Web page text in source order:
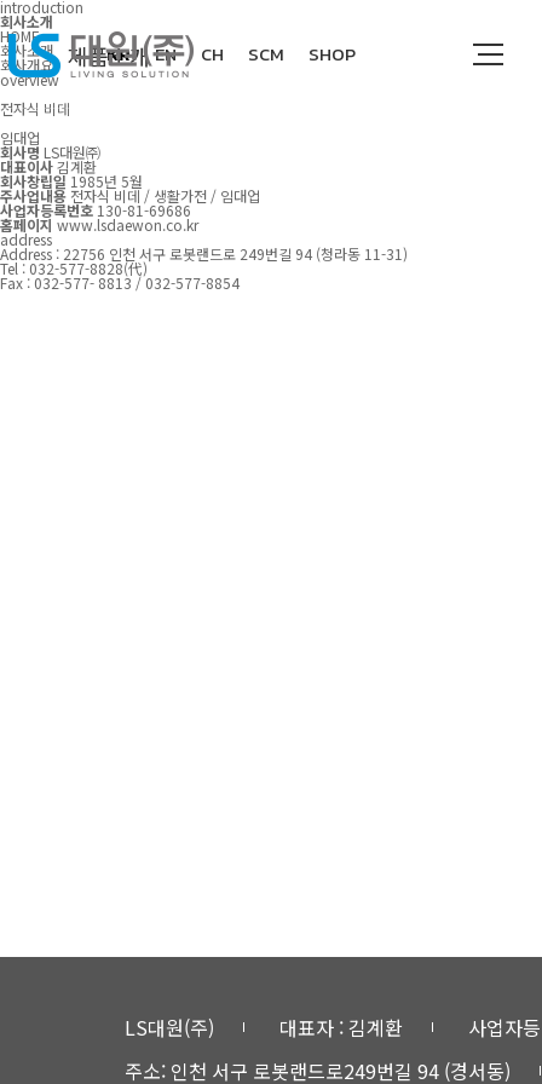
제품소개
다운로드
고객지원
KR EN CH SCM SHOP
introduction
회사소개
HOME
회사소개
회사개요
overview
전자식 비데
임대업
회사명 LS대원㈜
대표이사김계환
회사창립일 1985년 5월
주사업내용 전자식 비데 / 생활가전 / 임대업
사업자등록번호 130-81-69686
홈페이지 www.lsdaewon.co.kr
address
Address : 22756 인천 서구 로봇랜드로 249번길 94 (청라동 11-31)
Tel : 032-577-8828(代)
Fax : 032-577- 8813 / 032-577-8854
LS대원(주) 대표자 : 김계환
사업자
주소: 인천 서구 로봇랜드로249번길 94 (경서동)